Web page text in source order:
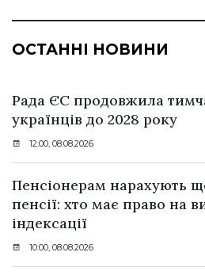
ОСТАННІ НОВИНИ
Рада ЄС продовжила
українців до 2028 року
12:00, 08.08.2026
Пенсіонерам нарахують
пенсії: хто має право на
індексації
10:00, 08.08.2026